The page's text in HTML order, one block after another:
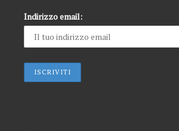
Indirizzo email: